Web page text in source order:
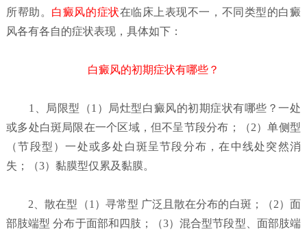
所帮助。 白癜风的症状在临床上表现不一，不同类型的白癜
风各有各自的症状表现，具体如下：
白癜风的初期症状有哪些？
1、局限型（1）局灶型白癜风的初期症状有哪些？一处
或多处白斑局限在一个区域，但不呈节段分布；（2）单侧型
（节段型）一处或多处白斑呈节段分布，在中线处突然消
失；（3）黏膜型仅累及黏膜。
2、散在型（1）寻常型 广泛且散在分布的白斑；（2）面
部肢端型 分布于面部和四肢；（3）混合型节段型、面部肢端